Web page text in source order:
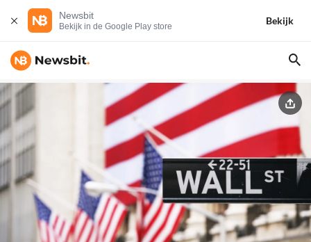
Newsbit
Bekijk in de Google Play store
Bekijk